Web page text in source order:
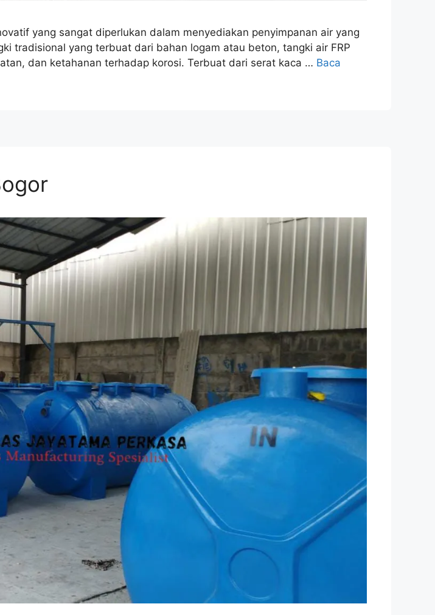
yang sangat diperlukan dalam menyediakan penyimpanan air yang
tradisional yang terbuat dari bahan logam atau beton, tangki air FRP
dan ketahanan terhadap korosi. Terbuat dari serat kaca … Baca